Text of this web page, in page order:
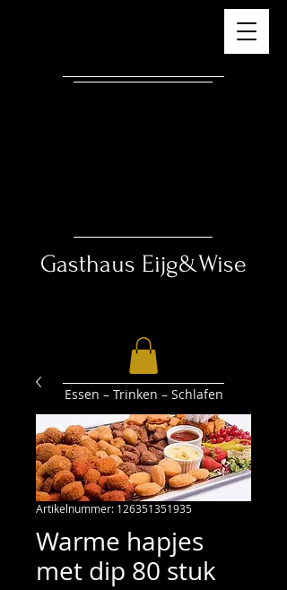
Essen – Trinken – Schlafen
Gasthaus ​ Eijg&Wise
Artikelnummer: 126351351935
Warme hapjes
met dip 80 stuk